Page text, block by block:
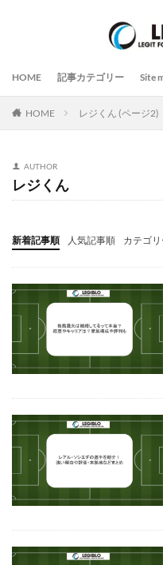
HOME 記事カテゴリー Site
HOME レジくん (ページ2)
AUTHOR
レジくん
新着記事順 人気記事順 カテゴリ
プレー
戦略 /
トレー
チーム
コーチ
試合
イベン
スタジ
日常 /
その他